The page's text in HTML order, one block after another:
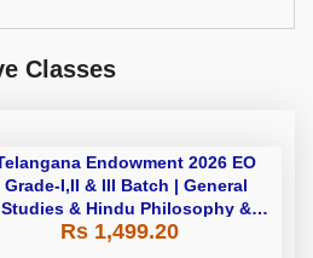
Classes
Endowment 2026 EO
Grade-I,II & III Batch | General
Studies & Hindu Philosophy &
Temple System| Live+Recorded
Rs 1,499.20